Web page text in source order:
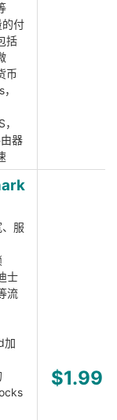
付
括
币
器
服
士
流
加
$1.99